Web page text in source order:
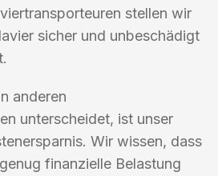
stellen wir
sicher und unbeschädigt
anderen
unterscheidet, ist unser
Wir wissen, dass
finanzielle Belastung